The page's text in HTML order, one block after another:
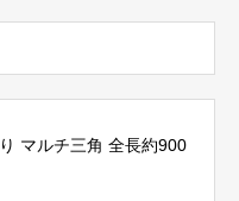
マルチ三角 全長約900